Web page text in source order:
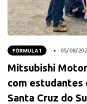
FÓRMULA 1 05/08/
Mitsubishi
com estudantes
Santa Cruz do